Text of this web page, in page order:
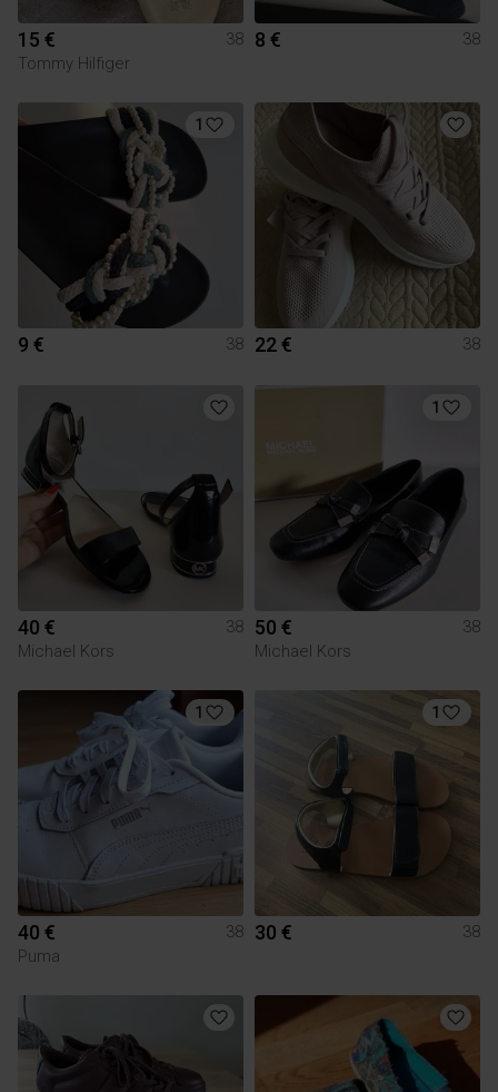
15 €
38
Tommy Hilfiger
8 € 38
1
9 € 38 22 € 38
40 €
38
Michael Kors
1
50 €
38
Michael Kors
1
40 €
38
Puma
1
30 € 38